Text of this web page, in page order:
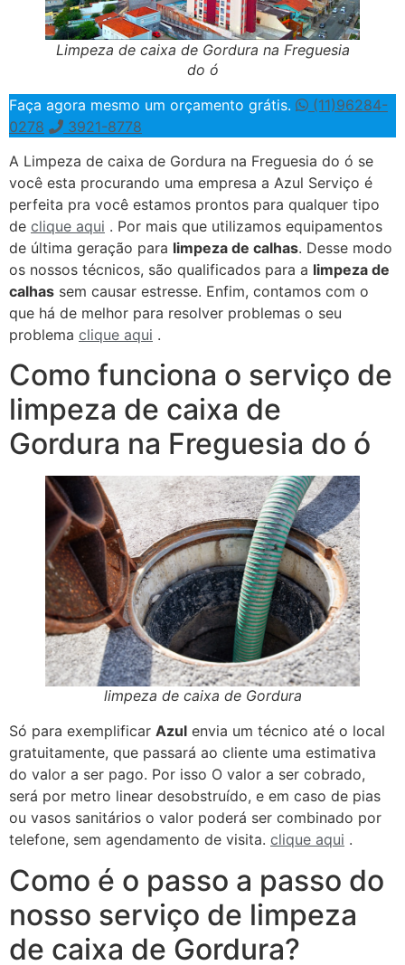
Limpeza de caixa de Gordura na Freguesia
do ó
Faça agora mesmo um orçamento grátis.
(11)96284-
0278
3921-8778
A Limpeza de caixa de Gordura na Freguesia do ó se
você esta procurando uma empresa a Azul Serviço é
perfeita pra você estamos prontos para qualquer tipo
de clique aqui . Por mais que utilizamos equipamentos
de última geração para limpeza de calhas. Desse modo
os nossos técnicos, são qualificados para a limpeza de
calhas sem causar estresse. Enfim, contamos com o
que há de melhor para resolver problemas o seu
problema clique aqui .
Como funciona o serviço de
limpeza de caixa de
Gordura na Freguesia do ó
limpeza de caixa de Gordura
Só para exemplificar Azul envia um técnico até o local
gratuitamente, que passará ao cliente uma estimativa
do valor a ser pago. Por isso O valor a ser cobrado,
será por metro linear desobstruído, e em caso de pias
ou vasos sanitários o valor poderá ser combinado por
telefone, sem agendamento de visita. clique aqui .
Como é o passo a passo do
nosso serviço de limpeza
de caixa de Gordura?